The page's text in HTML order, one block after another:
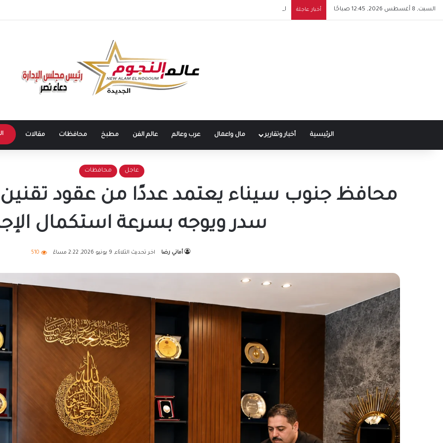
السبت, 8 أغسطس 2026, 12:45 صباحًا أخبار عاجلة القبض على إبراهيم سعيد في مدينة نصر لتنفيذ حكم قضائي.. التفاصيل الكاملة
الرئيسية أخبار وتقارير مال واعمال عرب وعالم عالم الفن مطبخ محافظات مقالات
عاجل محافظات
محافظ جنوب سيناء يعتمد عددًا من عقود
سدر ويوجه بسرعة استكمال
أماني رضا اخر تحديث الثلاثاء, 9 يونيو 2026, 2:22 مساءً 510